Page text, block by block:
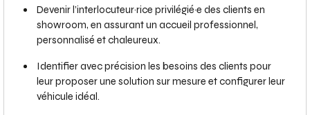
Devenir l’interlocuteur·rice privilégié·e des clients en
showroom, en assurant un accueil professionnel,
personnalisé et chaleureux.
Identifier avec précision les besoins des clients pour
leur proposer une solution sur mesure et configurer leur
véhicule idéal.